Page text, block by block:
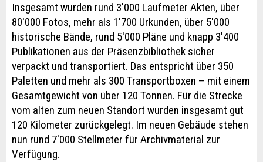
Insgesamt wurden rund 3'000 Laufmeter Akten, über
80'000 Fotos, mehr als 1'700 Urkunden, über 5'000
historische Bände, rund 5'000 Pläne und knapp 3'400
Publikationen aus der Präsenzbibliothek sicher
verpackt und transportiert. Das entspricht über 350
Paletten und mehr als 300 Transportboxen – mit einem
Gesamtgewicht von über 120 Tonnen. Für die Strecke
vom alten zum neuen Standort wurden insgesamt gut
120 Kilometer zurückgelegt. Im neuen Gebäude stehen
nun rund 7'000 Stellmeter für Archivmaterial zur
Verfügung.